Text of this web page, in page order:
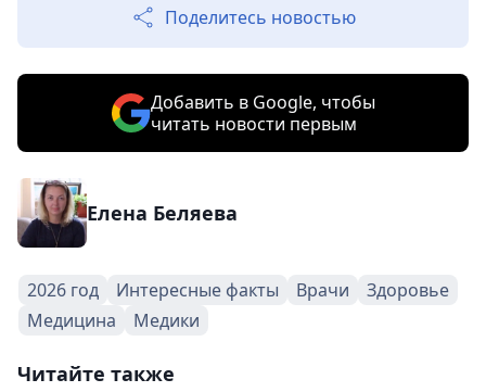
Поделитесь новостью
Добавить в Google, чтобы
читать новости первым
Елена Беляева
2026 год Интересные факты Врачи
Здоровье
Медицина
Медики
Читайте также